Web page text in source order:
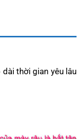
thời gian yêu lâu